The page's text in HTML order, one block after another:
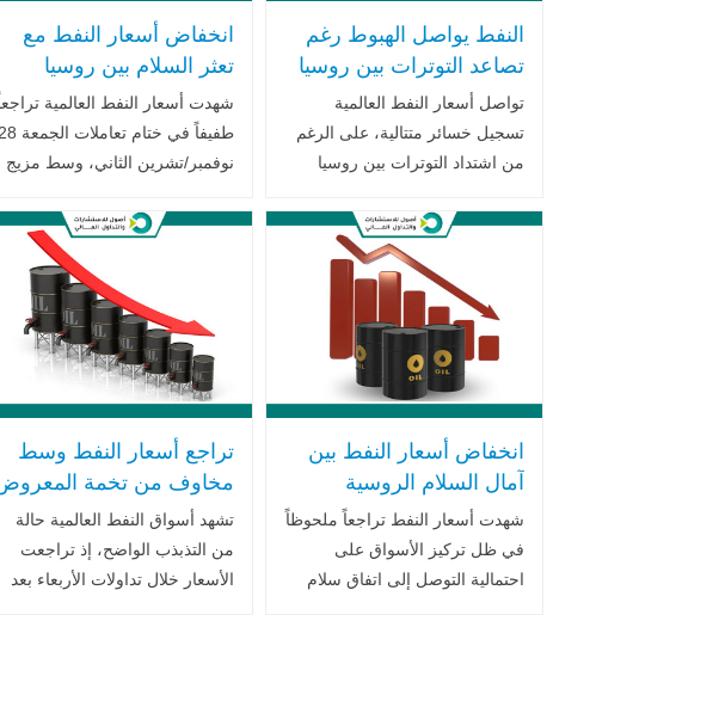
النفط يواصل الهبوط رغم
تصاعد التوترات بين روسيا
وأوكرانيا وتنامي المخاطر
الجيوسياسية
تواصل أسعار النفط العالمية
تسجيل خسائر متتالية، على الرغم
من اشتداد التوترات بين روسيا
التي تستهدف منشآت الطاقة
الروسية، في وقت يركّز فيه
المستثمرون .. اقرأ المزيد
انخفاض أسعار النفط مع
تعثر السلام بين روسيا
وأوكرانيا .. وترقب لاجتماع
أوبك+ الحاسم
شهدت أسعار النفط العالمية
طفيفاً في ختام تعاملات الجمعة 28
نوفمبر/تشرين الثاني، وسط مزيج
محادثات السلام بين روسيا
وأوكرانيا، وتوقعات وفرة المعروض
انخفاض أسعار النفط بين
آمال السلام الروسية
الأوكرانية وتشدد العقوبات
الأمريكية
شهدت أسعار النفط تراجعاً ملحوظاً
في ظل تركيز الأسواق على
احتمالية التوصل إلى اتفاق سلام
تراجع أسعار النفط وسط
مخاوف من تخمة
وارتفاع المخزونات
الأميركية
تشهد أسواق النفط العالمية حالة
من التذبذب الواضح، إذ تراجعت
الأسعار خلال تداولات الأربعاء بعد